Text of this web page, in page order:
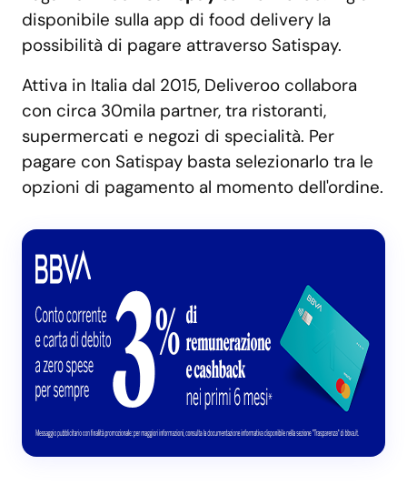
disponibile sulla app di food delivery la
possibilità di pagare attraverso Satispay.
Attiva in Italia dal 2015, Deliveroo collabora
con circa 30mila partner, tra ristoranti,
supermercati e negozi di specialità. Per
pagare con Satispay basta selezionarlo tra le
opzioni di pagamento al momento dell'ordine.